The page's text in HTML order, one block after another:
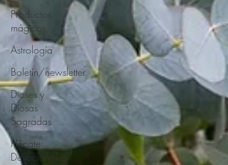
Productos
mágicos
Astrología
Boletín/newsletter
Dioses y
Diosas
Sagradas
Hécate:
Devocionales